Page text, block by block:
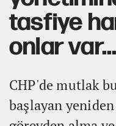
tasfiye
onlar var...
CHP'de mutlak
başlayan